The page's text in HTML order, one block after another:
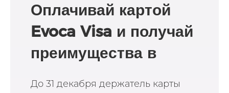
Оплачивай картой
Evoca Visa и получай
преимущества в
До 31 декабря держатель карты